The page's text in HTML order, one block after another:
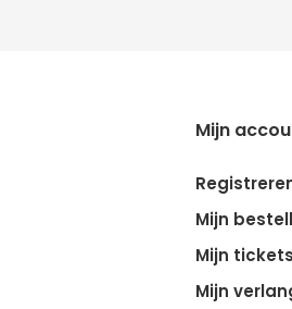
Mijn
Mijn
Mijn tickets
Mijn